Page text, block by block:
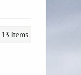
13 items